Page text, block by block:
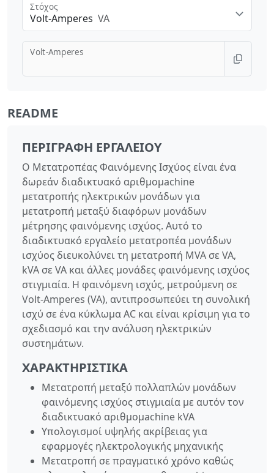
Volt-Amperes VA
Στόχος
Volt-Amperes
README
ΠΕΡΙΓΡΑΦΉ ΕΡΓΑΛΕΊΟΥ
Ο Μετατροπέας Φαινόμενης Ισχύος είναι ένα
δωρεάν διαδικτυακό αριθμομachine
μετατροπής ηλεκτρικών μονάδων για
μετατροπή μεταξύ διαφόρων μονάδων
μέτρησης φαινόμενης ισχύος. Αυτό το
διαδικτυακό εργαλείο μετατροπέα μονάδων
ισχύος διευκολύνει τη μετατροπή MVA σε VA,
kVA σε VA και άλλες μονάδες φαινόμενης ισχύος
στιγμιαία. Η φαινόμενη ισχύς, μετρούμενη σε
Volt-Amperes (VA), αντιπροσωπεύει τη συνολική
ισχύ σε ένα κύκλωμα AC και είναι κρίσιμη για το
σχεδιασμό και την ανάλυση ηλεκτρικών
συστημάτων.
ΧΑΡΑΚΤΗΡΙΣΤΙΚΆ
Μετατροπή μεταξύ πολλαπλών μονάδων
φαινόμενης ισχύος στιγμιαία με αυτόν τον
διαδικτυακό αριθμομachine kVA
Υπολογισμοί υψηλής ακρίβειας για
εφαρμογές ηλεκτρολογικής μηχανικής
Μετατροπή σε πραγματικό χρόνο καθώς